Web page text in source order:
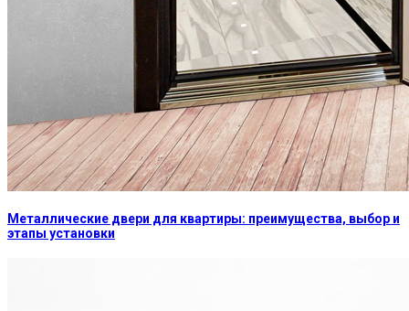
Металлические двери для квартиры: преимущества, выбор и
этапы установки